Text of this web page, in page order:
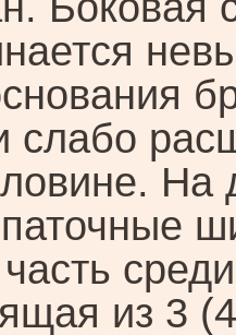
слабо
На
из 3